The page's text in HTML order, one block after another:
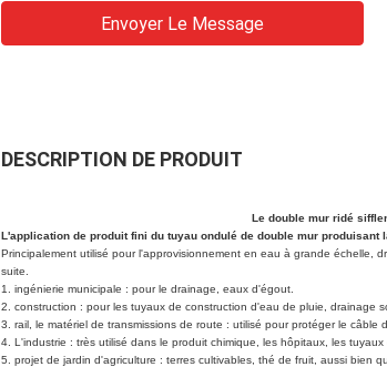
Envoyer Le Message
DESCRIPTION DE PRODUIT
Le double mur ridé
L'application de produit fini du tuyau ondulé de double mur
Principalement utilisé pour l'approvisionnement en eau à grande échelle,
suite.
1. ingénierie municipale : pour le drainage, eaux d'égout.
2. construction : pour les tuyaux de construction d'eau de pluie, drainage
3. rail, le matériel de transmissions de route : utilisé pour protéger le câble
4. L'industrie : très utilisé dans le produit chimique, les hôpitaux, les
5. projet de jardin d'agriculture : terres cultivables, thé de fruit, aussi bien